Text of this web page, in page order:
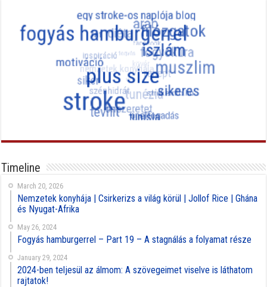
Timeline
March 20, 2026
Nemzetek konyhája | Csirkerizs a világ körül | Jollof Rice | Ghána
és Nyugat-Afrika
May 26, 2024
Fogyás hamburgerrel – Part 19 – A stagnálás a folyamat része
January 29, 2024
2024-ben teljesül az álmom: A szövegeimet viselve is láthatom
rajtatok!